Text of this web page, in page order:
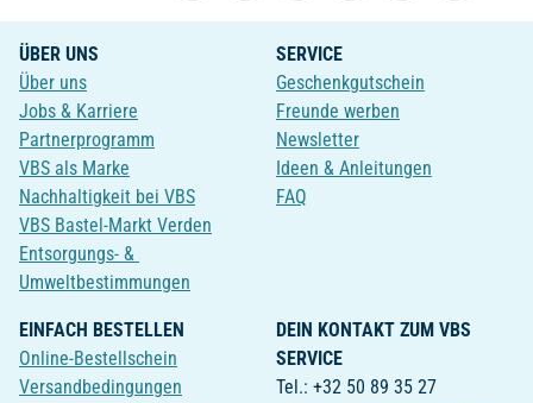
ÜBER UNS
Über uns
Jobs & Karriere
Partnerprogramm
VBS als Marke
Nachhaltigkeit bei VBS
VBS Bastel-Markt Verden
Entsorgungs- &
Umweltbestimmungen
SERVICE
Geschenkgutschein
Freunde werben
Newsletter
Ideen & Anleitungen
FAQ
EINFACH BESTELLEN
Online-Bestellschein
Versandbedingungen
DEIN KONTAKT ZUM VBS
SERVICE
Tel.: +32 50 89 35 27